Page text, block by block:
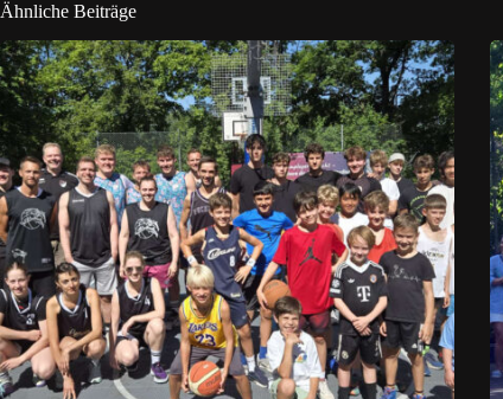
Ähnliche Beiträge